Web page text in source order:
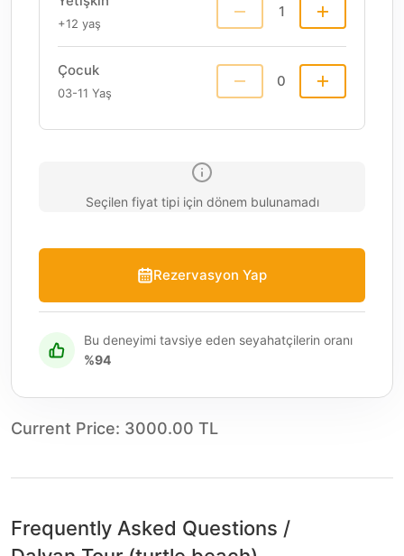
+12 yaş
1
Çocuk
03-11 Yaş
0
Seçilen fiyat tipi için dönem bulunamadı
Rezervasyon Yap
Bu deneyimi tavsiye eden seyahatçilerin oranı
%94
Current Price: 3000.00 TL
Frequently Asked Questions /